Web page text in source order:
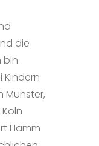
die
bin
Kindern
Münster,
Hamm